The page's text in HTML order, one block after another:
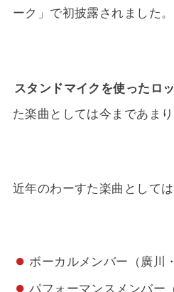
ーク」で初披露されました。
スタンドマイクを使ったロ
た楽曲としては今まであま
近年のわーすた楽曲としては
ボーカルメンバー（廣川
パフォーマンスメンバー